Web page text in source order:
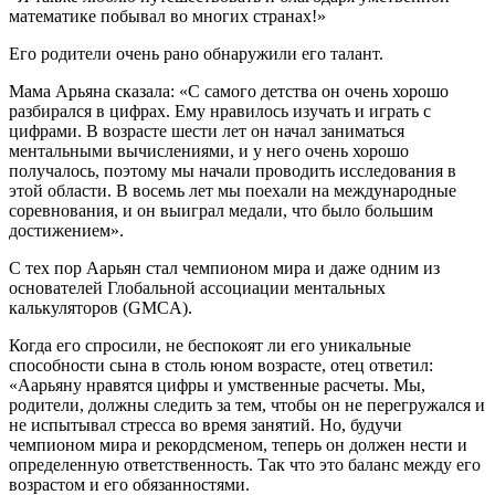
математике побывал во многих странах!»
Его родители очень рано обнаружили его талант.
Мама Арьяна сказала: «С самого детства он очень хорошо
разбирался в цифрах. Ему нравилось изучать и играть с
цифрами. В возрасте шести лет он начал заниматься
ментальными вычислениями, и у него очень хорошо
получалось, поэтому мы начали проводить исследования в
этой области. В восемь лет мы поехали на международные
соревнования, и он выиграл медали, что было большим
достижением».
С тех пор Аарьян стал чемпионом мира и даже одним из
основателей Глобальной ассоциации ментальных
калькуляторов (GMCA).
Когда его спросили, не беспокоят ли его уникальные
способности сына в столь юном возрасте, отец ответил:
«Аарьяну нравятся цифры и умственные расчеты. Мы,
родители, должны следить за тем, чтобы он не перегружался и
не испытывал стресса во время занятий. Но, будучи
чемпионом мира и рекордсменом, теперь он должен нести и
определенную ответственность. Так что это баланс между его
возрастом и его обязанностями.